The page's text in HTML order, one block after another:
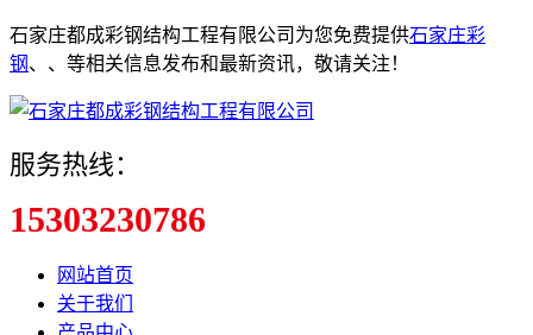
石家庄都成彩钢结构工程有限公司为您免费提供石家庄彩
钢、 、 等相关信息发布和最新资讯，敬请关注！
服务热线：
15303230786
网站首页
关于我们